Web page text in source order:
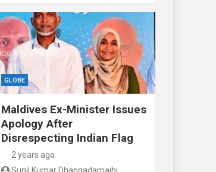
GLOBE
Maldives Ex-Minister Issues
Apology After
Disrespecting Indian Flag
2 years ago
Sunil Kumar Dhangadamajhi